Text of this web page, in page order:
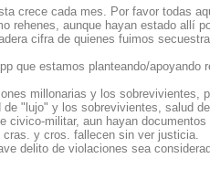
crece cada mes. Por favor todas
rehenes, aunque hayan estado allí
cifra de quienes fuimos
que estamos planteando/apoyando
millonarias y los sobrevivientes,
"lujo" y los sobrevivientes, salud
civico-militar, aun hayan
y cros. fallecen sin ver justicia.
delito de violaciones sea